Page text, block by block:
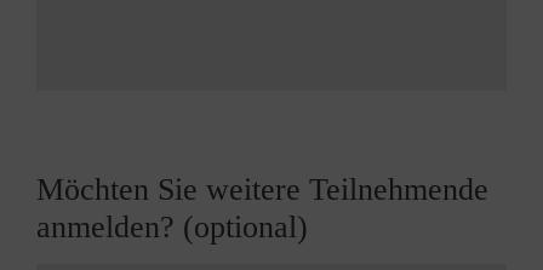
Möchten Sie weitere Teilnehmende
anmelden? (optional)